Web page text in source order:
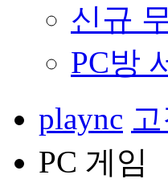
신규
PC방
plaync
PC 게임